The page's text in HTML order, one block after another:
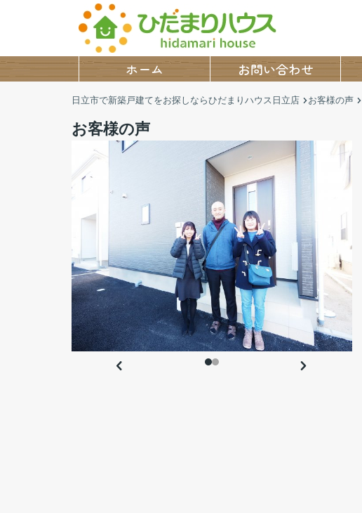
ホーム お問い合わせ
日立市で新築戸建てをお探しならひだまりハウス日立店 お客様の声
お客様の声